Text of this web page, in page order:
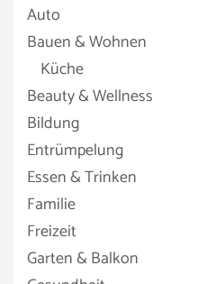
Auto
Bauen & Wohnen
Küche
Beauty & Wellness
Bildung
Entrümpelung
Essen & Trinken
Familie
Freizeit
Garten & Balkon